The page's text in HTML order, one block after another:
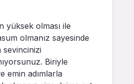
yüksek olması ile
olmanız sayesinde
Biriyle
emin adımlarla